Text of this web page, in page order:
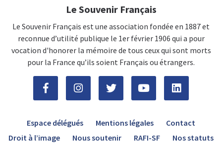
Le Souvenir Français
Le Souvenir Français est une association fondée en 1887 et
reconnue d’utilité publique le 1er février 1906 qui a pour
vocation d'honorer la mémoire de tous ceux qui sont morts
pour la France qu’ils soient Français ou étrangers.
Espace délégués Mentions légales
Contact
Droit à l’image
Nous soutenir RAFI-SF Nos statuts